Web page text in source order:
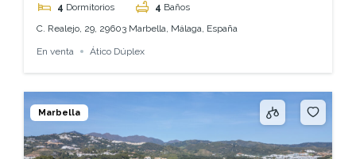
4 Dormitorios 4 Baños
C. Realejo, 29, 29603 Marbella, Málaga, España
En venta Ático Dúplex
Marbella